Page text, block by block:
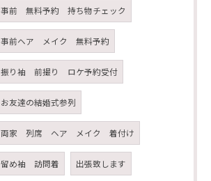
事前 無料予約 持ち物チェック
事前ヘア メイク 無料予約
振り袖 前撮り ロケ予約受付
お友達の結婚式参列
両家 列席 ヘア メイク 着付け
留め袖 訪問着 出張致します